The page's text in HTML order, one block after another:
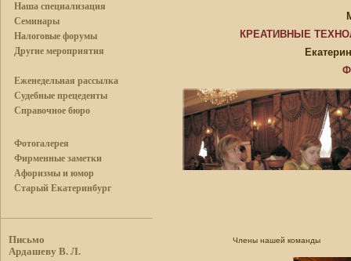
Наша специализация
Семинары
Налоговые форумы
Другие мероприятия
Еженедельная рассылка
Судебные прецеденты
Справочное бюро
Фотогалерея
Фирменные заметки
Афоризмы и юмор
Старый Екатеринбург
Письмо
Ардашеву В. Л.
КРЕАТИВНЫЕ
Члены нашей команды